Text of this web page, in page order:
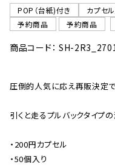
POP（台紙)付き
カプセ
予約商品
予約商品
商品コード： SH-
圧倒的人気に応え再販決定で
引くと走るプルバックタイプの
・200円カプセル
・50個入り